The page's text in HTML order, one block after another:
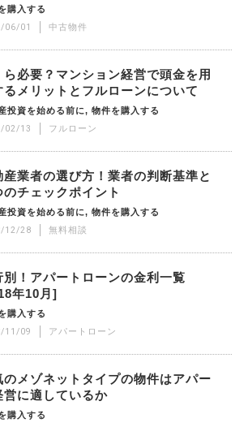
購入する
06/01 中古物件
ら必要？マンション経営で頭金を用
るメリットとフルローンについて
投資を始める前に 物件を購入する
02/13 フルローン
産業者の選び方！業者の判断基準と
のチェックポイント
投資を始める前に 物件を購入する
12/28 無料相談
別！アパートローンの金利一覧
年10月]
購入する
11/09 アパートローン
のメゾネットタイプの物件はアパー
営に適しているか
購入する